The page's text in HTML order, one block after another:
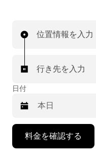
位置情報を入力
行き先を入力
日付
料金を確認する